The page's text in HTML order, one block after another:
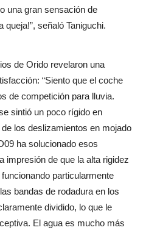
una gran sensación de
queja!”, señaló Taniguchi.
de Orido revelaron una
“Siento que el coche
de competición para lluvia.
sintió un poco rígido en
los deslizamientos en mojado
ha solucionado esos
impresión de que la alta rigidez
particularmente
bandas de rodadura en los
dividido, lo que le
El agua es mucho más